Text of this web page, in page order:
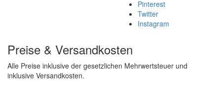
Pinterest
Twitter
Instagram
Preise & Versandkosten
Alle Preise inklusive der gesetzlichen Mehrwertsteuer und
inklusive Versandkosten.